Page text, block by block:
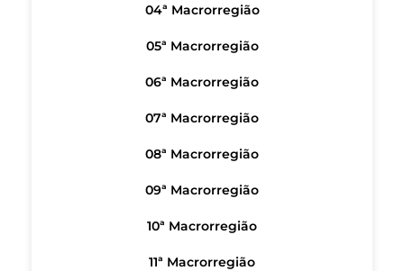
04ª Macrorregião
05ª Macrorregião
06ª Macrorregião
07ª Macrorregião
08ª Macrorregião
09ª Macrorregião
10ª Macrorregião
11ª Macrorregião